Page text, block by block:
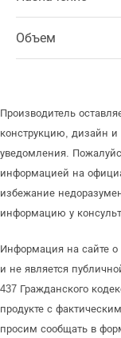
Объем
Производитель
конструкцию, дизайн и
уведомления.
информацией на
избежание
информацию у
Информация на сайте о
и не является
437 Гражданского
продукте с
просим сообщать в